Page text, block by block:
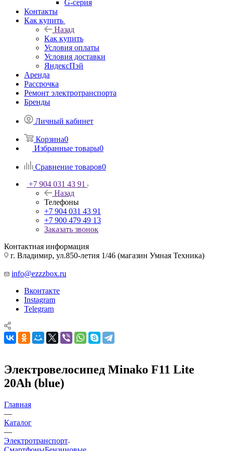
G-серия
Контакты
Как купить
Назад
Как купить
Условия оплаты
Условия доставки
ЯндексПэй
Аренда
Рассрочка
Ремонт электротранспорта
Бренды
Личный кабинет
Корзина0
Избранные товары0
Сравнение товаров0
+7 904 031 43 91
Назад
Телефоны
+7 904 031 43 91
+7 900 479 49 13
Заказать звонок
Контактная информация
г. Владимир, ул.850-летия 1/46 (магазин Умная Техника)
info@ezzzbox.ru
Вконтакте
Instagram
Telegram
Электровелосипед Minako F11 Lite
20Ah (blue)
Главная
—
Каталог
—
Электротранспорт